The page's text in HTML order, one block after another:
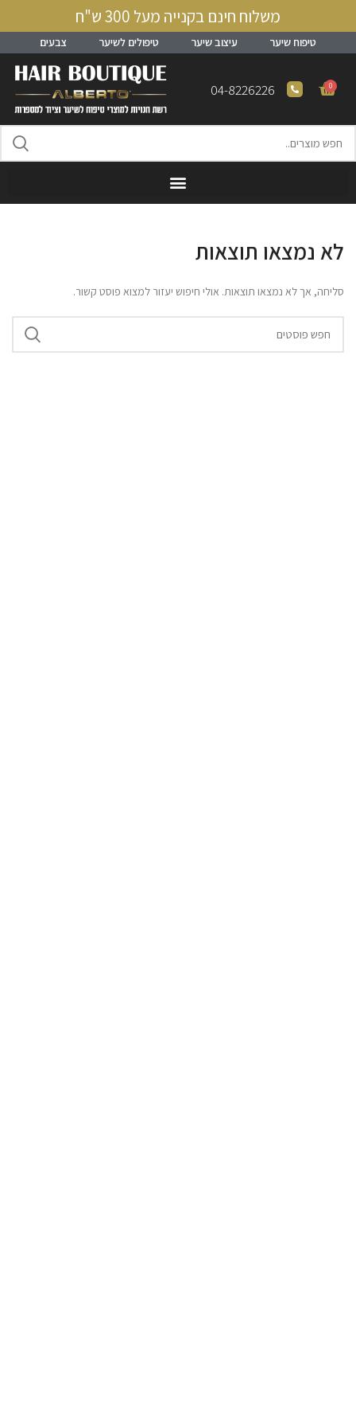
משלוח חינם בקנייה מעל 300 ש"ח
טיפוח שיער עיצוב שיער טיפולים לשיער צבעים
0
04-8226226
לא נמצאו תוצאות
סליחה, אך לא נמצאו תוצאות. אולי חיפוש יעזור למצוא פוסט קשור.